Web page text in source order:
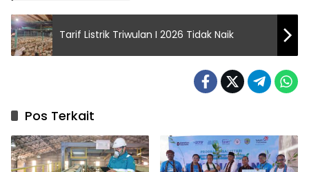
Tarif Listrik Triwulan I 2026 Tidak Naik
Pos Terkait